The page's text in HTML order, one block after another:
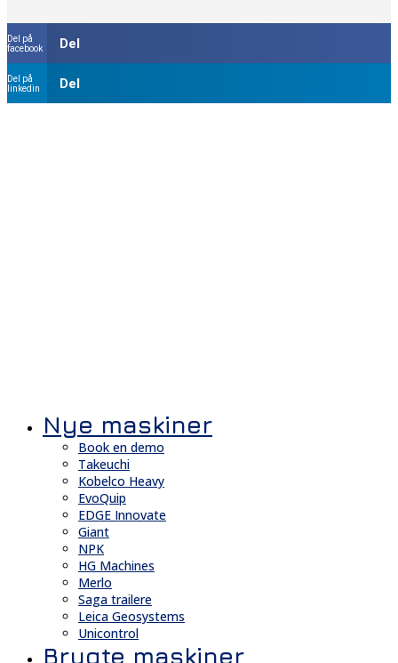
Del på
facebook
Del
Del på
linkedin
Del
Nye maskiner
Book en demo
Takeuchi
Kobelco Heavy
EvoQuip
EDGE Innovate
Giant
NPK
HG Machines
Merlo
Saga trailere
Leica Geosystems
Unicontrol
Brugte maskiner